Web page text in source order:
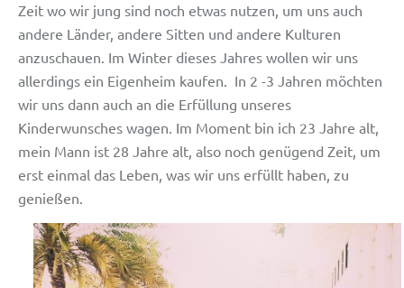
Zeit wo wir jung sind noch etwas nutzen, um uns auch
andere Länder, andere Sitten und andere Kulturen
anzuschauen. Im Winter dieses Jahres wollen wir uns
allerdings ein Eigenheim kaufen. In 2 -3 Jahren möchten
wir uns dann auch an die Erfüllung unseres
Kinderwunsches wagen. Im Moment bin ich 23 Jahre alt,
mein Mann ist 28 Jahre alt, also noch genügend Zeit, um
erst einmal das Leben, was wir uns erfüllt haben, zu
genießen.